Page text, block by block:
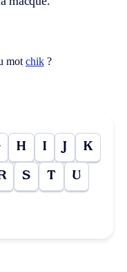
mot chik?
H I J K
S T U